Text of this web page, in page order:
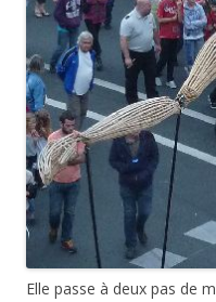
Elle passe à deux pas de